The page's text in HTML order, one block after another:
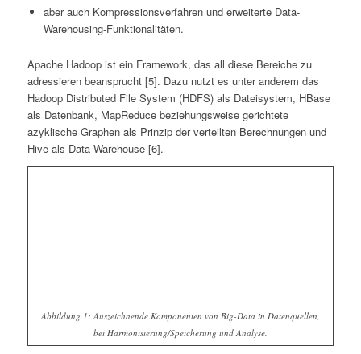
aber auch Kompressionsverfahren und erweiterte Data-
Warehousing-Funktionalitäten.
Apache Hadoop ist ein Framework, das all diese Bereiche zu
adressieren beansprucht [5]. Dazu nutzt es unter anderem das
Hadoop Distributed File System (HDFS) als Dateisystem, HBase
als Datenbank, MapReduce beziehungsweise gerichtete
azyklische Graphen als Prinzip der verteilten Berechnungen und
Hive als Data Warehouse [6].
Abbildung 1: Auszeichnende Komponenten von Big-Data in Datenquellen,
bei Harmonisierung/Speicherung und Analyse.